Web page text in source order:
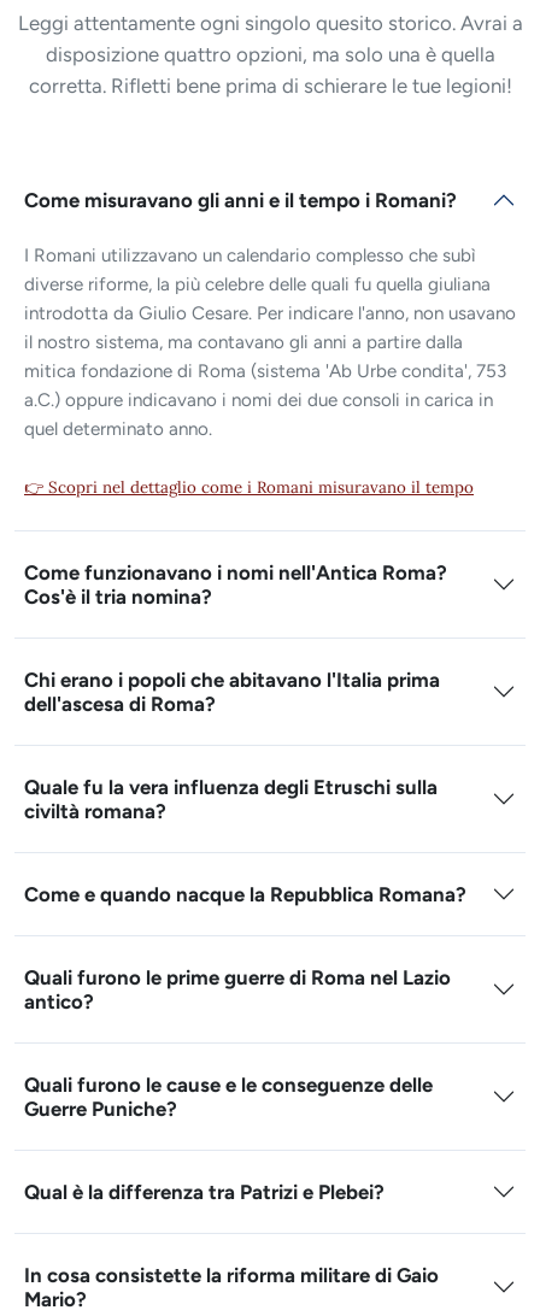
Leggi attentamente ogni singolo quesito storico. Avrai a
disposizione quattro opzioni, ma solo una è quella
corretta. Rifletti bene prima di schierare le tue legioni!
Come misuravano gli anni e il tempo i Romani?
I Romani utilizzavano un calendario complesso che subì
diverse riforme, la più celebre delle quali fu quella giuliana
introdotta da Giulio Cesare. Per indicare l'anno, non usavano
il nostro sistema, ma contavano gli anni a partire dalla
mitica fondazione di Roma (sistema 'Ab Urbe condita', 753
a.C.) oppure indicavano i nomi dei due consoli in carica in
quel determinato anno.
👉 Scopri nel dettaglio come i Romani misuravano il tempo
Come funzionavano i nomi nell'Antica Roma?
Cos'è il tria nomina?
Chi erano i popoli che abitavano l'Italia prima
dell'ascesa di Roma?
Quale fu la vera influenza degli Etruschi sulla
civiltà romana?
Come e quando nacque la Repubblica Romana?
Quali furono le prime guerre di Roma nel Lazio
antico?
Quali furono le cause e le conseguenze delle
Guerre Puniche?
Qual è la differenza tra Patrizi e Plebei?
In cosa consistette la riforma militare di Gaio
Mario?